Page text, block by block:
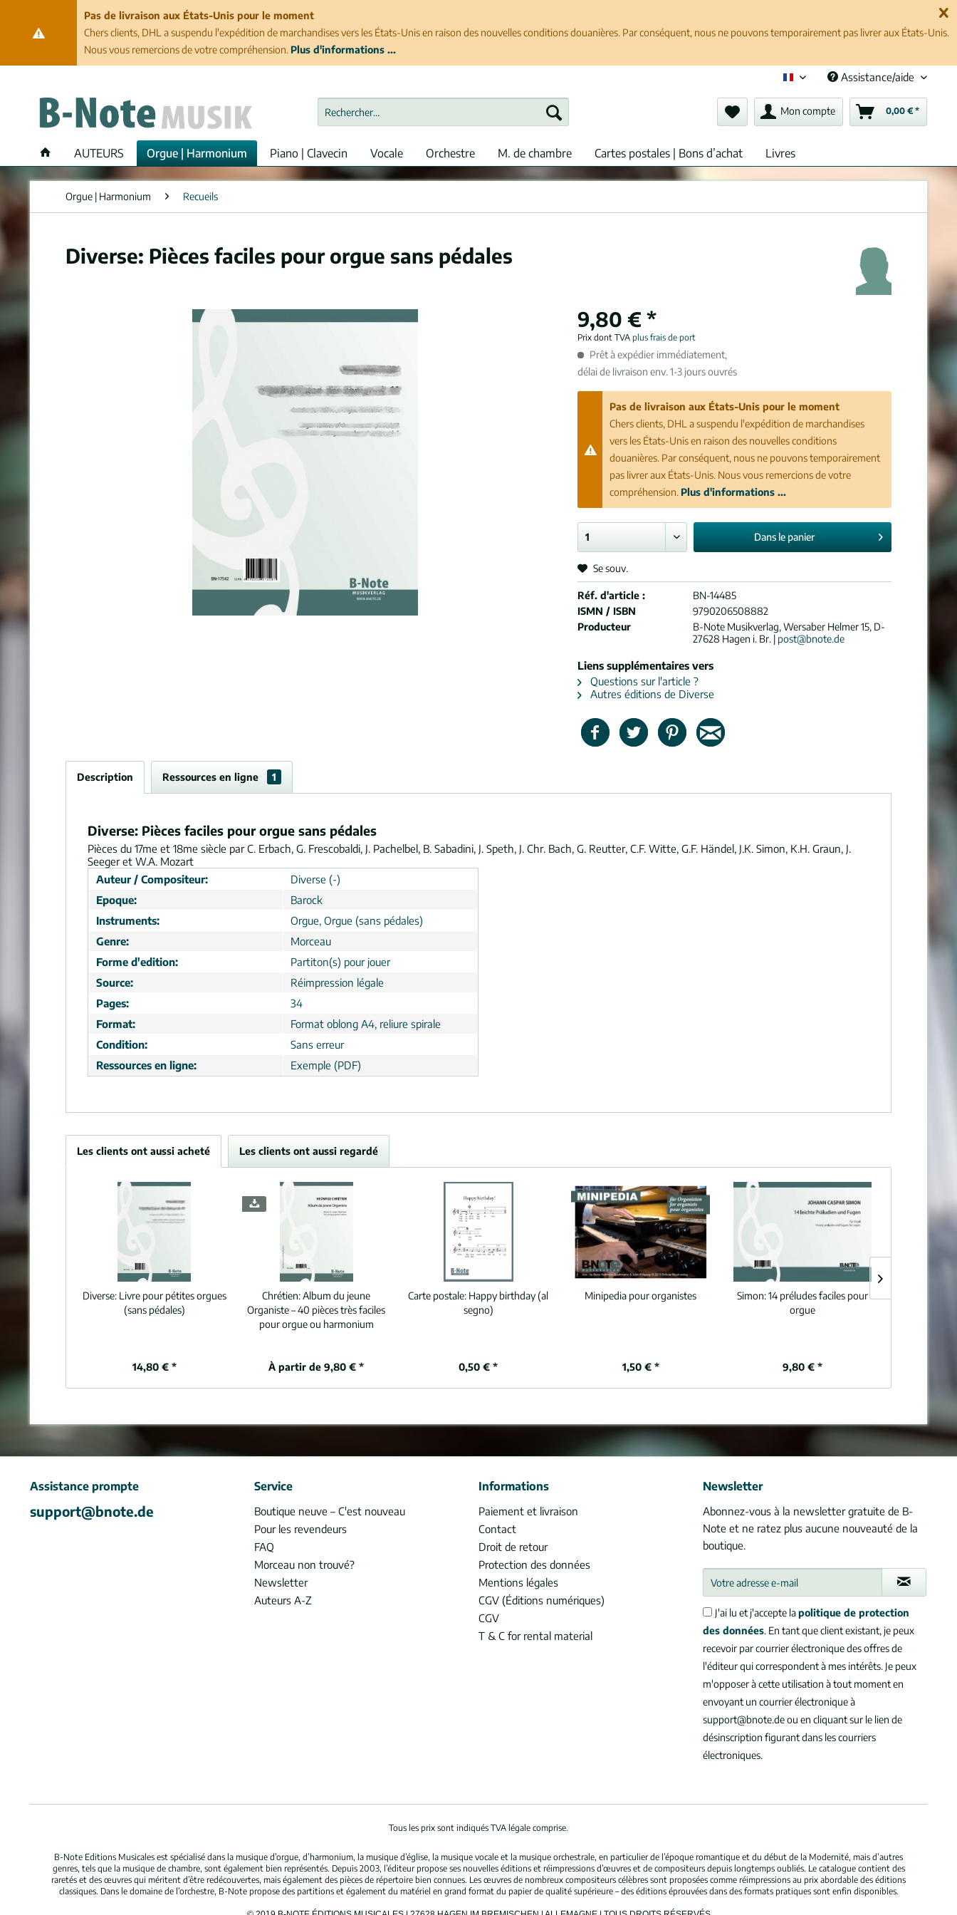
Pas de livraison aux États-Unis pour le moment
Chers clients, DHL a suspendu l'expédition de marchandises vers les États-Unis en raison des nouvelles conditions douanières. Par conséquent, nous ne pouvons temporairement pas livrer aux États-Unis.
Nous vous remercions de votre compréhension. Plus d'informations ...
Français (fr)Assistance/aide
Mon compte 0,00 € *
AUTEURS Orgue | Harmonium Piano | Clavecin Vocale Orchestre M. de chambre Cartes postales | Bons d’achat Livres
Orgue | Harmonium Recueils
Diverse: Pièces faciles pour orgue sans pédales
9,80 € *
Prix dont TVAplus frais de port
Prêt à expédier immédiatement,
délai de livraison env. 1-3 jours ouvrés
Pas de livraison aux États-Unis pour le moment
Chers clients, DHL a suspendu l'expédition de marchandises
vers les États-Unis en raison des nouvelles conditions
douanières. Par conséquent, nous ne pouvons temporairement
pas livrer aux États-Unis. Nous vous remercions de votre
compréhension. Plus d'informations ...
Dans le panier
Se souv.
Réf. d'article :
BN-14485
ISMN / ISBN
9790206508882
Producteur
B-Note Musikverlag, Wersaber Helmer 15, D-
27628 Hagen i. Br. | post@bnote.de
Liens supplémentaires vers
Questions sur l'article ?
Autres éditions de Diverse
Description Ressources en ligne 1
Diverse: Pièces faciles pour orgue sans pédales
Pièces du 17me et 18me siècle par C. Erbach, G. Frescobaldi, J. Pachelbel, B. Sabadini, J. Speth, J. Chr. Bach, G. Reutter, C.F. Witte, G.F. Händel, J.K. Simon, K.H. Graun, J.
Seeger et W.A. Mozart
Auteur / Compositeur:
Diverse (-)
Epoque:
Barock
Instruments:
Orgue, Orgue (sans pédales)
Genre:
Morceau
Forme d'edition:
Partiton(s) pour jouer
Source:
Réimpression légale
Pages:
34
Format:
Format oblong A4, reliure spirale
Condition:
Sans erreur
Ressources en ligne:
Exemple (PDF)
Les clients ont aussi acheté Les clients ont aussi regardé
Diverse: Livre pour pétites orgues
(sans pédales)
14,80 € *
Chrétien:Album du jeune
Organiste – 40 pièces très faciles
pour orgue ou harmonium
À partir de 9,80 € *
Carte postale: Happy birthday (al
segno)
0,50 € *
Minipedia pour organistes
1,50 € *
Simon:14 préludes faciles pour
orgue
9,80 € *
Assistance prompte
support@bnote.de
Service
Boutique neuve – C'est nouveau
Pour les revendeurs
FAQ
Morceau non trouvé?
Newsletter
Auteurs A-Z
Informations
Paiement et livraison
Contact
Droit de retour
Protection des données
Mentions légales
CGV (Éditions numériques)
CGV
T & C for rental material
Newsletter
Abonnez-vous à la newsletter gratuite de B-
Note et ne ratez plus aucune nouveauté de la
boutique.
J'ai lu et j'accepte lapolitique de protection
des données. En tant que client existant, je peux
recevoir par courrier électronique des offres de
l'éditeur qui correspondent à mes intérêts. Je peux
m'opposer à cette utilisation à tout moment en
envoyant un courrier électronique à
support@bnote.de ou en cliquant sur le lien de
désinscription figurant dans les courriers
électroniques.
Tous les prix sont indiqués TVA légale comprise.
B-Note Editions Musicales est spécialisé dans la musique d’orgue, d’harmonium, la musique d’église, la musique vocale et la musique orchestrale, en particulier de l’époque romantique et du début de la Modernité, mais d’autres
genres, tels que la musique de chambre, sont également bien représentés. Depuis 2003, l’éditeur propose ses nouvelles éditions et réimpressions d’œuvres et de compositeurs depuis longtemps oubliés. Le catalogue contient des
raretés et des œuvres qui méritent d’être redécouvertes, mais également des pièces de répertoire bien connues. Les œuvres de nombreux compositeurs célèbres sont proposées comme réimpressions au prix abordable des éditions
classiques. Dans le domaine de l’orchestre, B-Note propose des partitions et également du matériel en grand format du papier de qualité supérieure – des éditions éprouvées dans des formats pratiques sont enfin disponibles.